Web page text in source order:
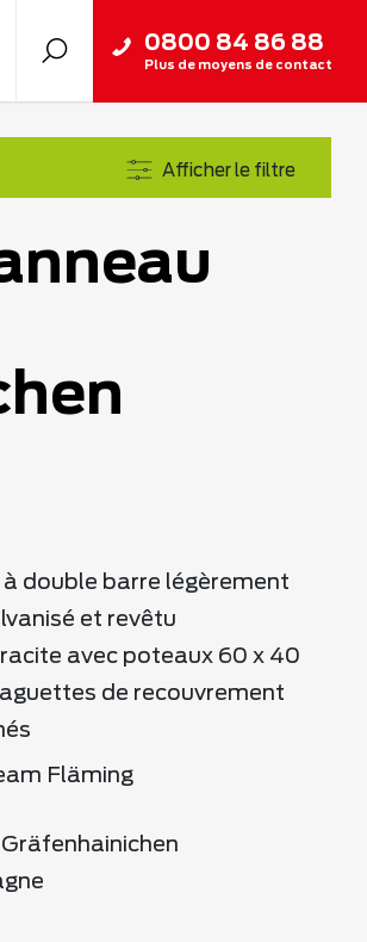
0800 84 86 88
Plus de moyens de contact
Afficher le filtre
à double barre légèrement
et revêtu
avec poteaux 60 x 40
de recouvrement
Fläming